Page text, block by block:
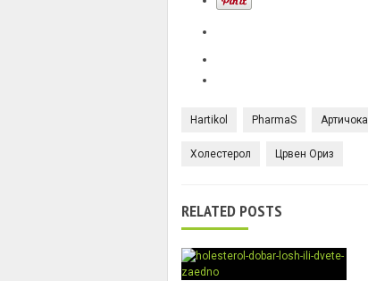
Hartikol PharmaS Артичока
Холестерол Црвен Ориз
RELATED POSTS